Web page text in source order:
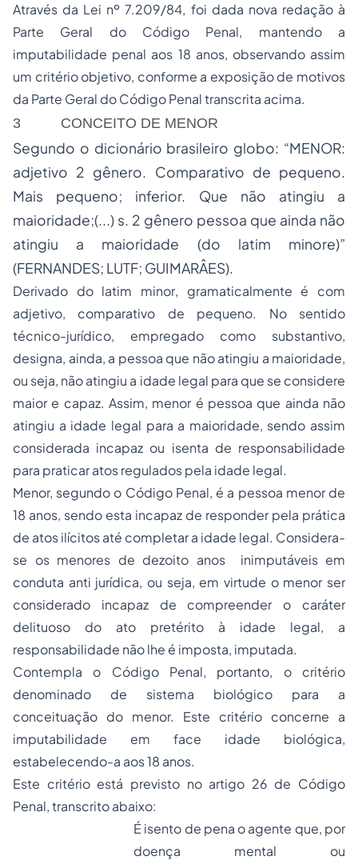
Através da Lei nº 7.209/84, foi dada nova redação à
Parte Geral do Código Penal, mantendo a
imputabilidade penal aos 18 anos, observando assim
um critério objetivo, conforme a exposição de motivos
da Parte Geral do Código Penal transcrita acima.
3 CONCEITO DE MENOR
Segundo o dicionário brasileiro globo: “MENOR:
adjetivo 2 gênero. Comparativo de pequeno.
Mais pequeno; inferior. Que não atingiu a
maioridade;(...) s. 2 gênero pessoa que ainda não
atingiu a maioridade (do latim minore)”
(FERNANDES; LUTF; GUIMARÂES).
Derivado do latim minor, gramaticalmente é com
adjetivo, comparativo de pequeno. No sentido
técnico-jurídico, empregado como substantivo,
designa, ainda, a pessoa que não atingiu a maioridade,
ou seja, não atingiu a idade legal para que se considere
maior e capaz. Assim, menor é pessoa que ainda não
atingiu a idade legal para a maioridade, sendo assim
considerada incapaz ou isenta de responsabilidade
para praticar atos regulados pela idade legal.
Menor, segundo o Código Penal, é a pessoa menor de
18 anos, sendo esta incapaz de responder pela prática
de atos ilícitos até completar a idade legal. Considera-
se os menores de dezoito anos inimputáveis em
conduta anti jurídica, ou seja, em virtude o menor ser
considerado incapaz de compreender o caráter
delituoso do ato pretérito à idade legal, a
responsabilidade não lhe é imposta, imputada.
Contempla o Código Penal, portanto, o critério
denominado de sistema biológico para a
conceituação do menor. Este critério concerne a
imputabilidade em face idade biológica,
estabelecendo-a aos 18 anos.
Este critério está previsto no artigo 26 de Código
Penal, transcrito abaixo:
É isento de pena o agente que, por
doença mental ou